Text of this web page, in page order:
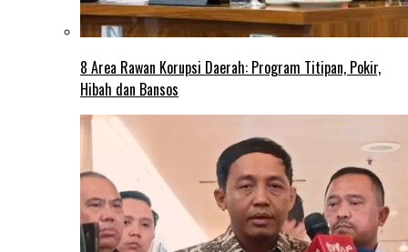
8 Area Rawan Korupsi Daerah: Program Titipan, Pokir,
Hibah dan Bansos